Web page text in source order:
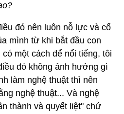
đó nên luôn nỗ lực và cố
mình từ khi bắt đầu con
một cách để nổi tiếng, tôi
đó không ảnh hưởng gì
làm nghệ thuật thì nên
nghệ thuật... Và nghệ
thành và quyết liệt" chứ